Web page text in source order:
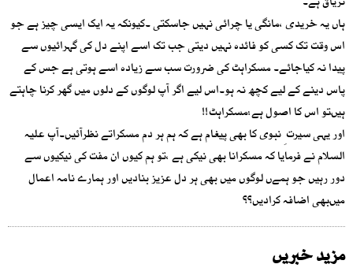
ہاں یہ خریدی ،مانگی یا چرائی نہیں جاسکتی ۔کیونکہ یہ ایک ایسی چیز ہے جو
اس وقت تک کسی کو فائدہ نہیں دیتی جب تک اسے اپنے دل کی گہرائیوں سے
پیدا نہ کیاجائے۔ مسکراہٹ کی ضرورت سب سے زیادہ اسے ہوتی ہے جس کے
پاس دینے کے لیے کچھ نہ ہو۔اس لیے اگر آپ لوگوں کے دلوں میں گھر کرنا چاہتے
ہیںتو اس کا اصول ہے:مسکراہٹ!!
اور یہی سیرت ِ نبوی کا بھی پیغام ہے کہ ہم ہر دم مسکراتے نظرآئیں۔آپ علیہ
السلام نے فرمایا کہ مسکرانا بھی نیکی ہے ،تو ہم کیوں ان مفت کی نیکیوں سے
دور رہیں جو ہمےں لوگوں میں بھی ہر دل عزیز بنادیں اور ہمارے نامہ اعمال
میںبھی اضافہ کرادیں؟؟
مزید خبریں